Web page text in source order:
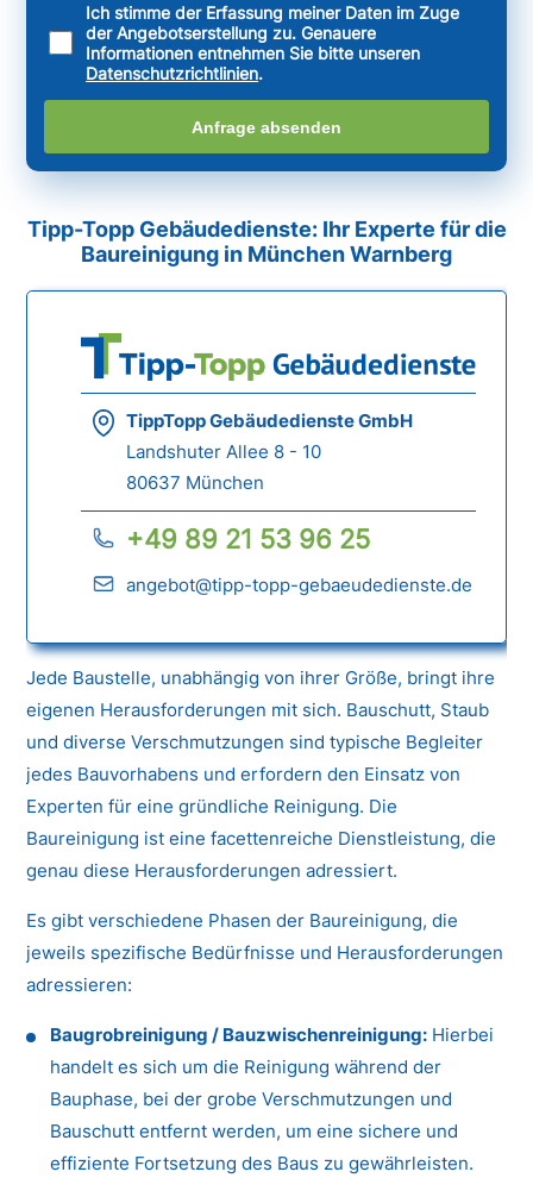
Ich stimme der Erfassung meiner Daten im Zuge
der Angebotserstellung zu. Genauere
Informationen entnehmen Sie bitte unseren
Datenschutzrichtlinien.
Anfrage absenden
Tipp-Topp Gebäudedienste: Ihr Experte für die
Baureinigung in München Warnberg
TippTopp Gebäudedienste GmbH
Landshuter Allee 8 - 10
80637 München
+49 89 21 53 96 25
angebot@tipp-topp-gebaeudedienste.de
Jede Baustelle, unabhängig von ihrer Größe, bringt ihre
eigenen Herausforderungen mit sich. Bauschutt, Staub
und diverse Verschmutzungen sind typische Begleiter
jedes Bauvorhabens und erfordern den Einsatz von
Experten für eine gründliche Reinigung. Die
Baureinigung ist eine facettenreiche Dienstleistung, die
genau diese Herausforderungen adressiert.
Es gibt verschiedene Phasen der Baureinigung, die
jeweils spezifische Bedürfnisse und Herausforderungen
adressieren:
Baugrobreinigung / Bauzwischenreinigung: Hierbei
handelt es sich um die Reinigung während der
Bauphase, bei der grobe Verschmutzungen und
Bauschutt entfernt werden, um eine sichere und
effiziente Fortsetzung des Baus zu gewährleisten.